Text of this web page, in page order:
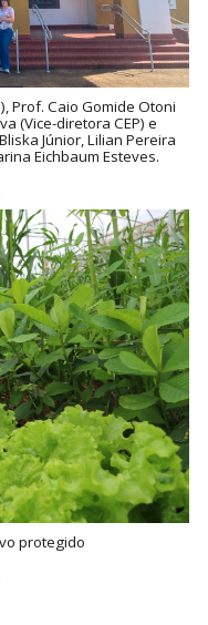
Prof. Caio Gomide Otoni
(Vice-diretora CEP) e
Júnior, Lilian Pereira
Eichbaum Esteves.
protegido